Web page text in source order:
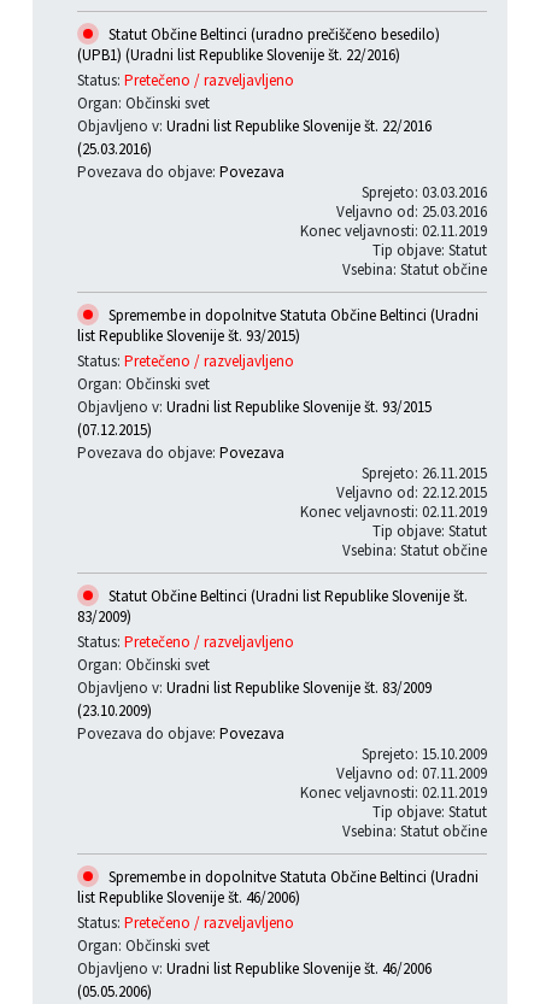
Statut Občine Beltinci (uradno prečiščeno besedilo)
(UPB1) (Uradni list Republike Slovenije št. 22/2016)
Status: Pretečeno / razveljavljeno
Organ: Občinski svet
Objavljeno v: Uradni list Republike Slovenije št. 22/2016
(25.03.2016)
Povezava do objave: Povezava
Sprejeto: 03.03.2016
Veljavno od: 25.03.2016
Konec veljavnosti: 02.11.2019
Tip objave: Statut
Vsebina: Statut občine
Spremembe in dopolnitve Statuta Občine Beltinci (Uradni
list Republike Slovenije št. 93/2015)
Status: Pretečeno / razveljavljeno
Organ: Občinski svet
Objavljeno v: Uradni list Republike Slovenije št. 93/2015
(07.12.2015)
Povezava do objave: Povezava
Sprejeto: 26.11.2015
Veljavno od: 22.12.2015
Konec veljavnosti: 02.11.2019
Tip objave: Statut
Vsebina: Statut občine
Statut Občine Beltinci (Uradni list Republike Slovenije št.
83/2009)
Status: Pretečeno / razveljavljeno
Organ: Občinski svet
Objavljeno v: Uradni list Republike Slovenije št. 83/2009
(23.10.2009)
Povezava do objave: Povezava
Sprejeto: 15.10.2009
Veljavno od: 07.11.2009
Konec veljavnosti: 02.11.2019
Tip objave: Statut
Vsebina: Statut občine
Spremembe in dopolnitve Statuta Občine Beltinci (Uradni
list Republike Slovenije št. 46/2006)
Status: Pretečeno / razveljavljeno
Organ: Občinski svet
Objavljeno v: Uradni list Republike Slovenije št. 46/2006
(05.05.2006)